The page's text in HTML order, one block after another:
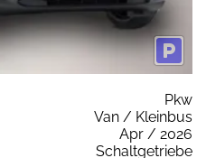
Pkw
Van / Kleinbus
Apr / 2026
Schaltgetriebe